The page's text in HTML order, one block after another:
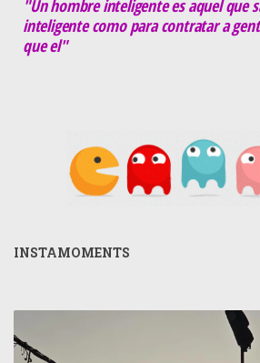
"Un hombre inteligente es aquel que
inteligente como para contratar a
que el"
INSTAMOMENTS